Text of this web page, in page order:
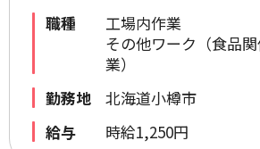
職種
工場内作業
その他ワーク（食品
業）
勤務地
北海道小樽市
給与
時給1,250円